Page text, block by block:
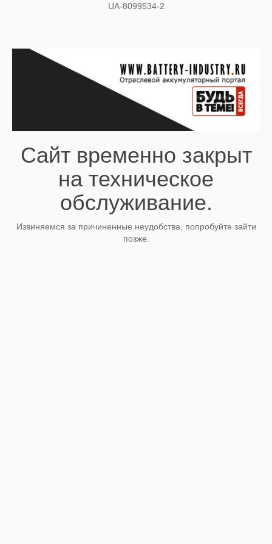
UA-8099534-2
Сайт временно закрыт
на техническое
обслуживание.
Извиняемся за причиненные неудобства, попробуйте зайти
позже.